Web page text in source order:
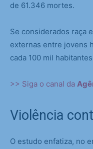
de 61.346 mortes.
Se considerados raça
externas entre jovens
cada 100 mil
>> Siga o canal da
Violência
O estudo enfatiza, no